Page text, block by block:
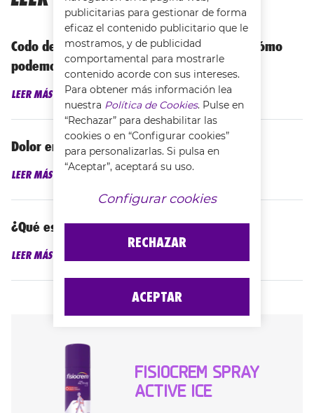
Codo de tenista: cuáles son sus síntomas y cómo
podemos prevenirlo
LEER MÁS
Dolor en la muñeca: causas y cómo aliviarlo
LEER MÁS
¿Qué es la epitrocleitis o codo del golfista?
LEER MÁS
FISIOCREM SPRAY
ACTIVE ICE
publicitarias para gestionar de forma
eficaz el contenido publicitario que le
mostramos, y de publicidad
comportamental para mostrarle
contenido acorde con sus intereses.
Para obtener más información lea
nuestra Política de Cookies. Pulse en
“Rechazar” para deshabilitar las
cookies o en “Configurar cookies”
para personalizarlas. Si pulsa en
“Aceptar”, aceptará su uso.
Configurar cookies
RECHAZAR
ACEPTAR